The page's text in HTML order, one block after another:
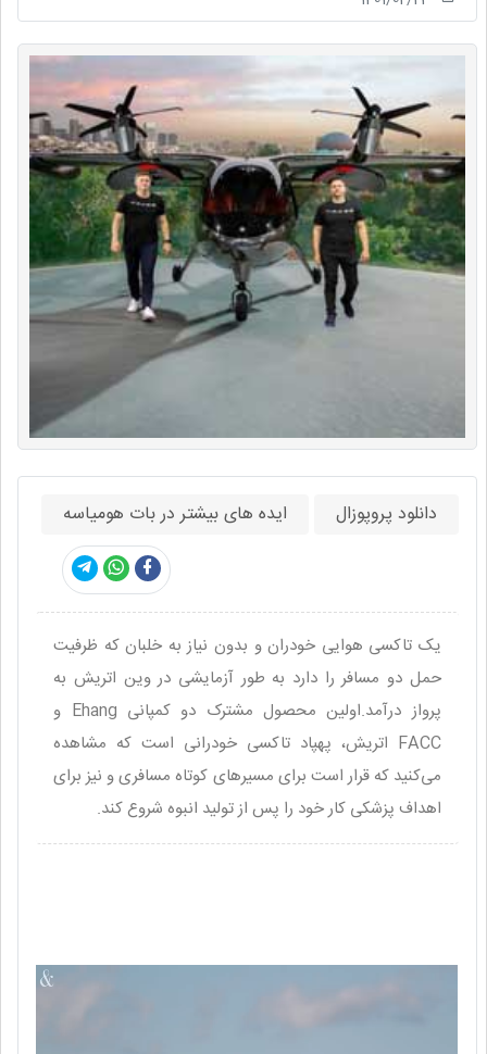
دانلود پروپوزال ایده های بیشتر در بات هومیاسه
یک تاکسی هوایی خودران و بدون نیاز به خلبان که ظرفیت
حمل دو مسافر را دارد به طور آزمایشی در وین اتریش به
پرواز درآمد.اولین محصول مشترک دو کمپانی Ehang و
FACC اتریش، پهپاد تاکسی خودرانی است که مشاهده
می‌کنید که قرار است برای مسیرهای کوتاه مسافری و نیز برای
اهداف پزشکی کار خود را پس از تولید انبوه شروع کند.